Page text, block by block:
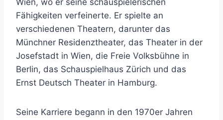
Wien, wo er seine schauspielerischen
Fähigkeiten verfeinerte. Er spielte an
verschiedenen Theatern, darunter das
Münchner Residenztheater, das Theater in der
Josefstadt in Wien, die Freie Volksbühne in
Berlin, das Schauspielhaus Zürich und das
Ernst Deutsch Theater in Hamburg.
Seine Karriere begann in den 1970er Jahren